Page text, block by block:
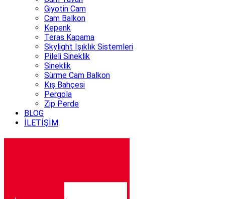
Giyotin Cam
Cam Balkon
Kepenk
Teras Kapama
Skylight Işıklık Sistemleri
Pileli Sineklik
Sineklik
Sürme Cam Balkon
Kış Bahçesi
Pergola
Zip Perde
BLOG
İLETİŞİM